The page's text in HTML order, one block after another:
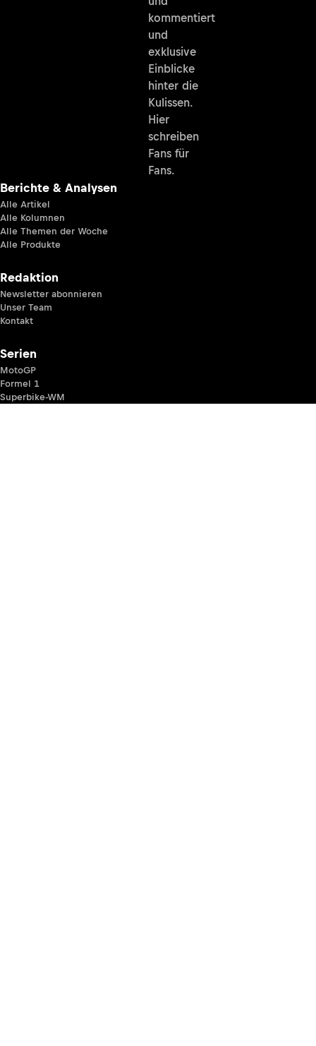
kommentiert
und
exklusive
Einblicke
hinter die
Kulissen.
Hier
schreiben
Fans für
Fans.
Berichte & Analysen
Alle Artikel
Alle Kolumnen
Alle Themen der Woche
Alle Produkte
Redaktion
Newsletter abonnieren
Unser Team
Kontakt
Serien
MotoGP
Formel 1
Superbike-WM